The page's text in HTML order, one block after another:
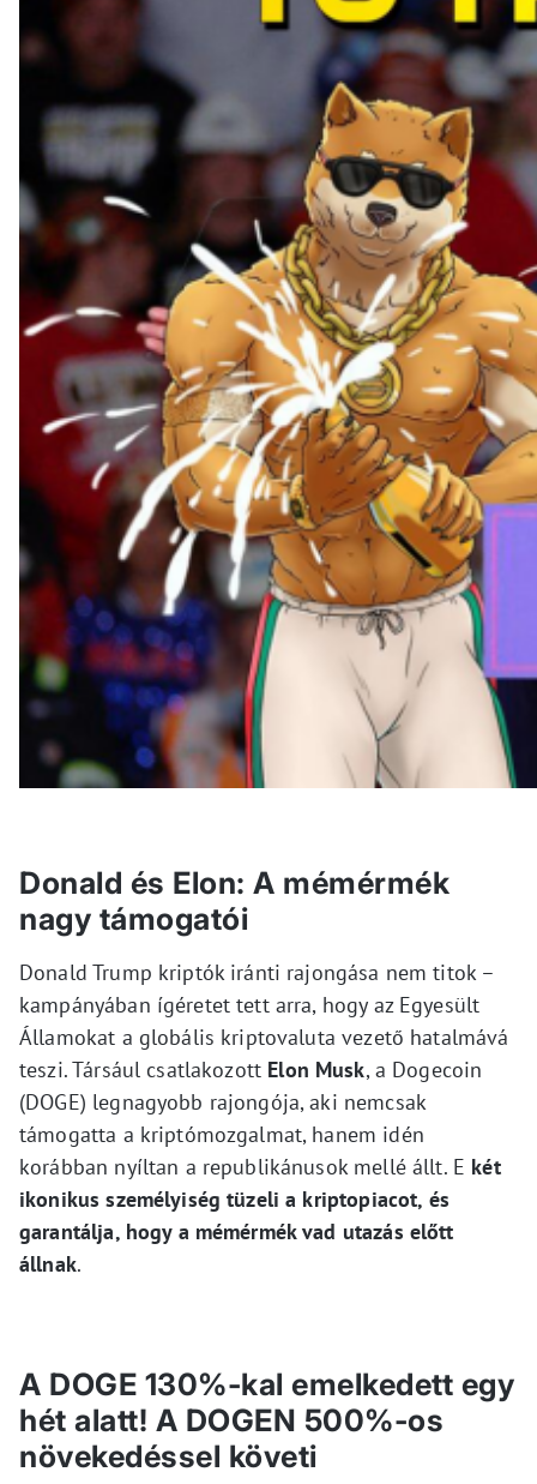
Donald és Elon: A mémérmék
nagy támogatói
Donald Trump kriptók iránti rajongása nem titok –
kampányában ígéretet tett arra, hogy az Egyesült
Államokat a globális kriptovaluta vezető hatalmává
teszi. Társául csatlakozott Elon Musk, a Dogecoin
(DOGE) legnagyobb rajongója, aki nemcsak
támogatta a kriptómozgalmat, hanem idén
korábban nyíltan a republikánusok mellé állt. E két
ikonikus személyiség tüzeli a kriptopiacot, és
garantálja, hogy a mémérmék vad utazás előtt
állnak.
A DOGE 130%-kal emelkedett egy
hét alatt! A DOGEN 500%-os
növekedéssel követi